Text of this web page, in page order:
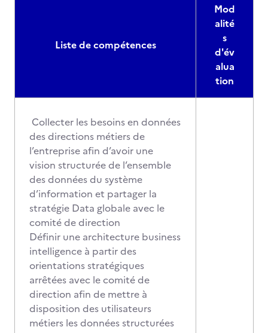
Liste de compétences
Mod
alité
s
d'év
alua
tion
Collecter les besoins en données
des directions métiers de
l’entreprise afin d’avoir une
vision structurée de l’ensemble
des données du système
d’information et partager la
stratégie Data globale avec le
comité de direction
Définir une architecture business
intelligence à partir des
orientations stratégiques
arrêtées avec le comité de
direction afin de mettre à
disposition des utilisateurs
métiers les données structurées